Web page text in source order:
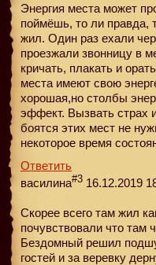
Энергия места может
поймёшь, то ли правда,
жил. Один раз ехали
проезжали звонницу в
кричать, плакать и
места имеют свою
хорошая,но столбы
эффект. Вызвать страх
боятся этих мест не
некоторое время
Ответить
василина#3 16.12.2019
Скорее всего там жил
почувствовали что там
Бездомный решил
гостей и за веревку